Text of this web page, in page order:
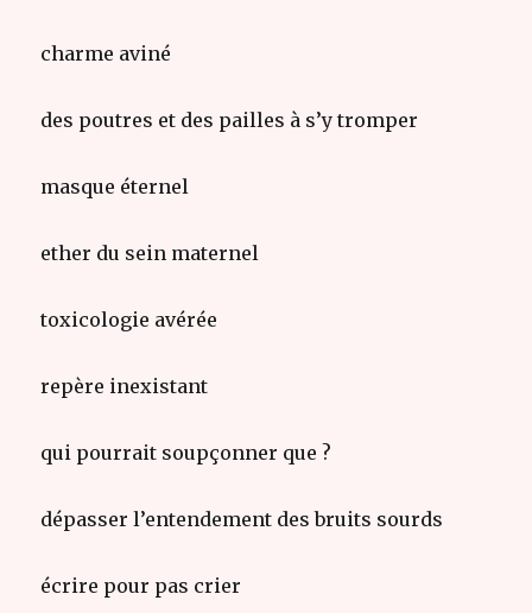
charme aviné
des poutres et des pailles à s’y tromper
masque éternel
ether du sein maternel
toxicologie avérée
repère inexistant
qui pourrait soupçonner que ?
dépasser l’entendement des bruits sourds
écrire pour pas crier